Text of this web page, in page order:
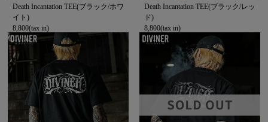
Death Incantation TEE(ブラック/ホワ
イト)
8,800(tax in)
Death Incantation TEE(ブラック/レッ
ド)
8,800(tax in)